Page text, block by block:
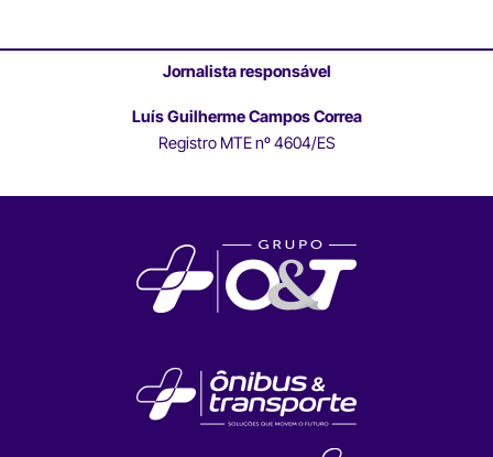
Jornalista responsável
Luís Guilherme Campos Correa
Registro MTE nº 4604/ES